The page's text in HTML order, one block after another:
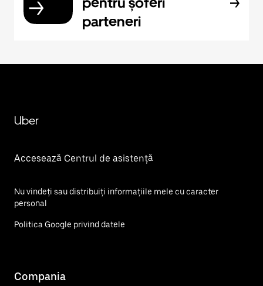
parteneri
Uber
Accesează Centrul de asistență
Nu vindeți sau distribuiți informațiile mele cu caracter
personal
Politica Google privind datele
Compania